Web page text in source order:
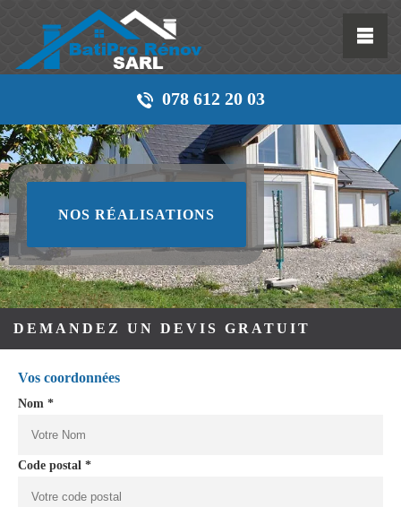
078 612 20 03
NOS RÉALISATIONS
DEMANDEZ UN DEVIS GRATUIT
Vos coordonnées
Nom *
Code postal *